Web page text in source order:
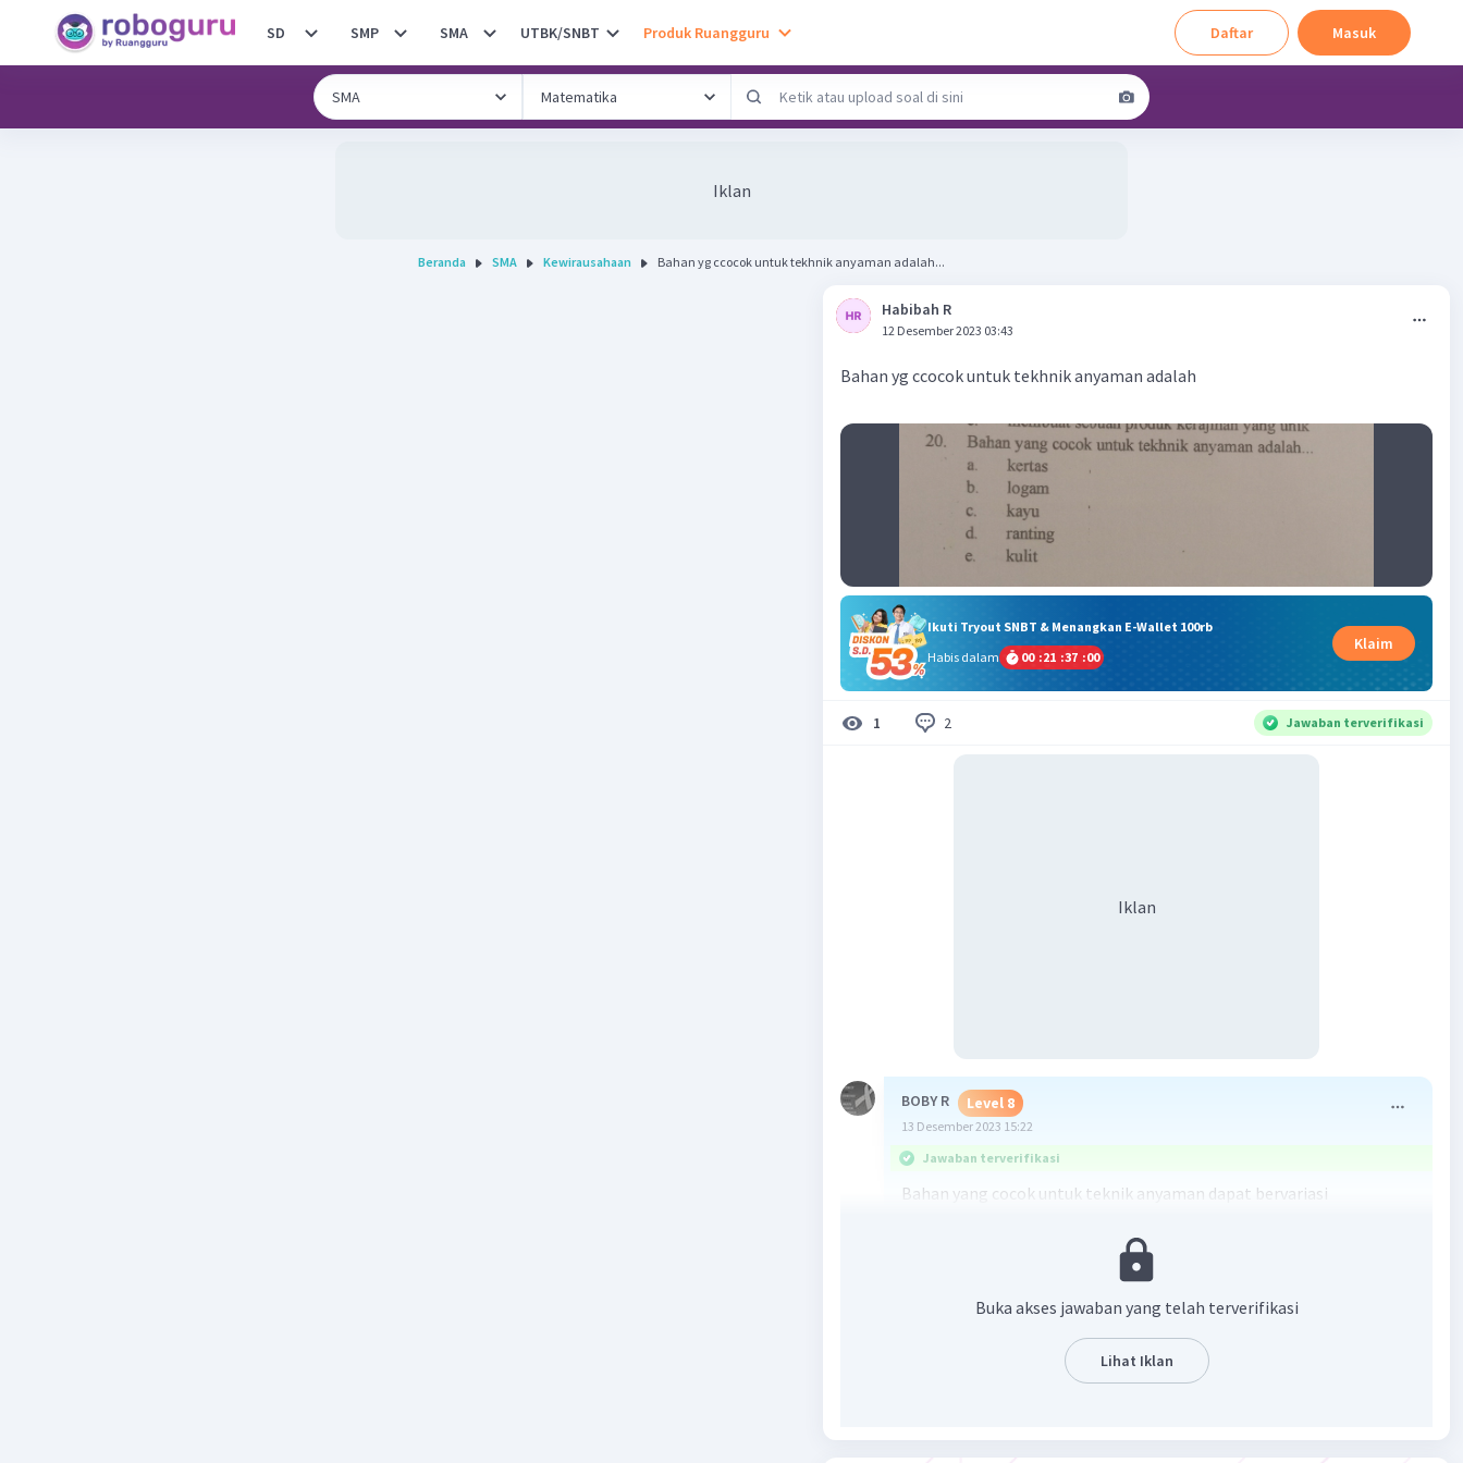
SD SMP SMA UTBK/SNBT Produk Ruangguru Daftar Masuk
Iklan
Beranda SMA Kewirausahaan Bahan yg ccocok untuk tekhnik anyaman adalah...
Habibah R
12 Desember 2023 03:43
Bahan yg ccocok untuk tekhnik anyaman adalah
Ikuti Tryout SNBT & Menangkan E-Wallet 100rb
Habis dalam
00 :21 :36 :59
Klaim
1 2 Jawaban terverifikasi
Iklan
BOBY R Level 8
13 Desember 2023 15:22
Jawaban terverifikasi
Bahan yang cocok untuk teknik anyaman dapat bervariasi
bahan yang umum digunakan untuk teknik anyaman antara lain:
1. Bambu: Bambu adalah bahan yang sering digunakan dalam
anyaman karena kekuatannya dan fleksibilitasnya. Bambu dapat
digunakan untuk membuat keranjang, tikar, dan berbagai macam
produk anyaman lainnya.
Buka akses jawaban yang telah terverifikasi
Lihat Iklan